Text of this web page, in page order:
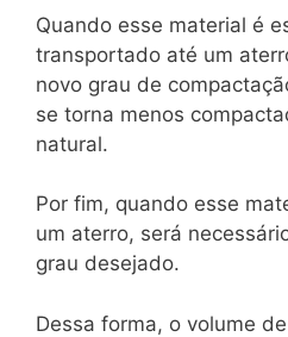
Quando esse material é
transportado até um
novo grau de
se torna menos
natural.
Por fim, quando esse
um aterro, será
grau desejado.
Dessa forma, o volume